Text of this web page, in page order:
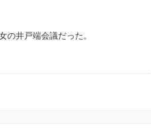
の井戸端会議だった。